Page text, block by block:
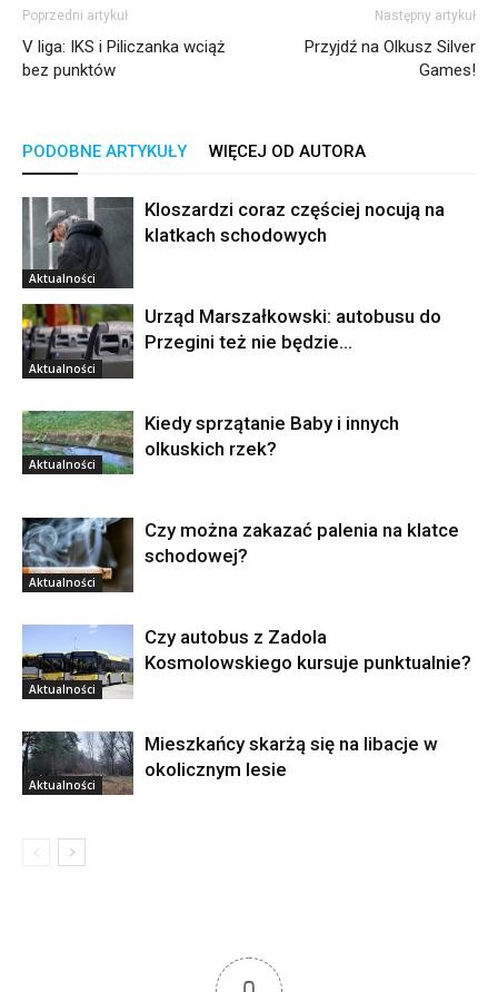
Poprzedni artykuł
V liga: IKS i Piliczanka wciąż
bez punktów
Następny artykuł
Przyjdź na Olkusz Silver
Games!
PODOBNE ARTYKUŁY WIĘCEJ OD AUTORA
Aktualności
Kloszardzi coraz częściej nocują na
klatkach schodowych
Aktualności
Urząd Marszałkowski: autobusu do
Przegini też nie będzie…
Aktualności
Kiedy sprzątanie Baby i innych
olkuskich rzek?
Aktualności
Czy można zakazać palenia na klatce
schodowej?
Aktualności
Czy autobus z Zadola
Kosmolowskiego kursuje punktualnie?
Aktualności
Mieszkańcy skarżą się na libacje w
okolicznym lesie